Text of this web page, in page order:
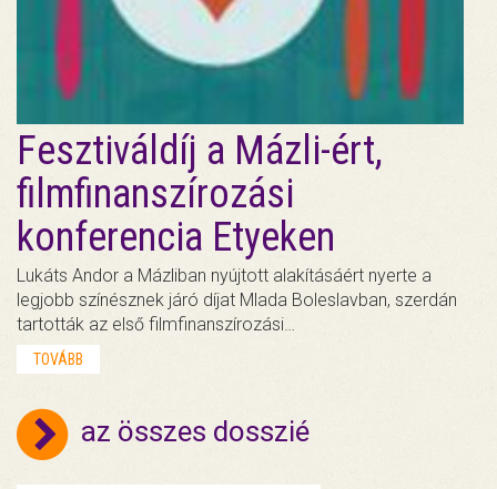
Fesztiváldíj a Mázli-ért,
filmfinanszírozási
konferencia Etyeken
Lukáts Andor a Mázliban nyújtott alakításáért nyerte a
legjobb színésznek járó díjat Mlada Boleslavban, szerdán
tartották az első filmfinanszírozási…
TOVÁBB
az összes dosszié